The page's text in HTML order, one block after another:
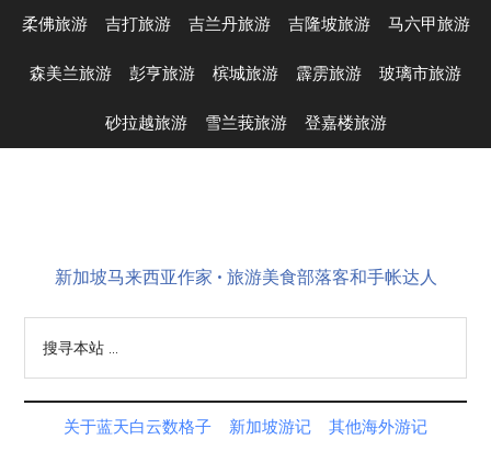
Skip
main
Skip
secondary
Skip
primary
Skip
footer
柔佛旅游 吉打旅游 吉兰丹旅游 吉隆坡旅游 马六甲旅游
森美兰旅游 彭亨旅游 槟城旅游 霹雳旅游 玻璃市旅游
砂拉越旅游 雪兰莪旅游 登嘉楼旅游
新加坡马来西亚作家 • 旅游美食部落客和手帐达人
关于蓝天白云数格子 新加坡游记 其他海外游记